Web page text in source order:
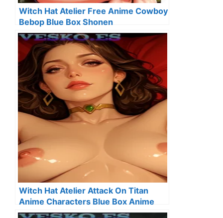
Witch Hat Atelier Free Anime Cowboy
Bebop Blue Box Shonen
Witch Hat Atelier Attack On Titan
Anime Characters Blue Box Anime
Expo